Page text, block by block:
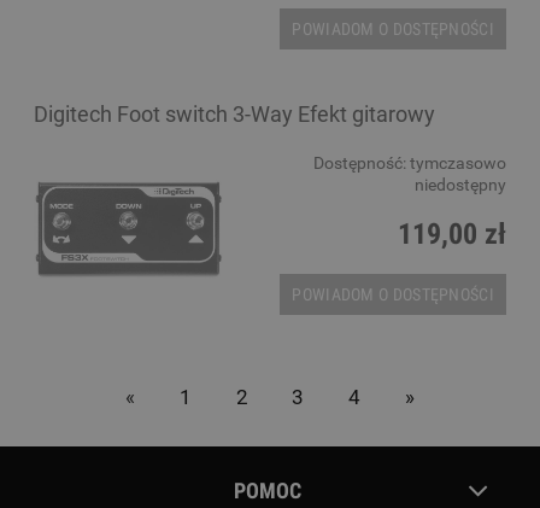
POWIADOM O DOSTĘPNOŚCI
Digitech Foot switch 3-Way Efekt gitarowy
Dostępność: tymczasowo
niedostępny
119,00 zł
POWIADOM O DOSTĘPNOŚCI
« 1 2 3 4 »
POMOC